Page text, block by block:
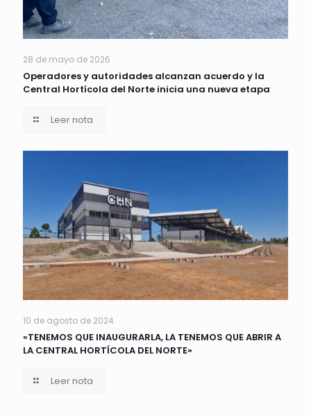
28 de mayo de 2026
Operadores y autoridades alcanzan acuerdo y la
Central Hortícola del Norte inicia una nueva etapa
Leer nota
10 de agosto de 2024
«TENEMOS QUE INAUGURARLA, LA TENEMOS QUE ABRIR A
LA CENTRAL HORTÍCOLA DEL NORTE»
Leer nota